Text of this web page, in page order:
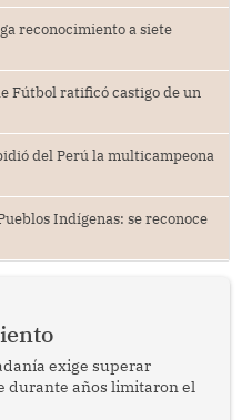
reconocimiento a siete
Fútbol ratificó castigo de un
del Perú la multicampeona
Indígenas: se reconoce
exige superar
durante años limitaron el